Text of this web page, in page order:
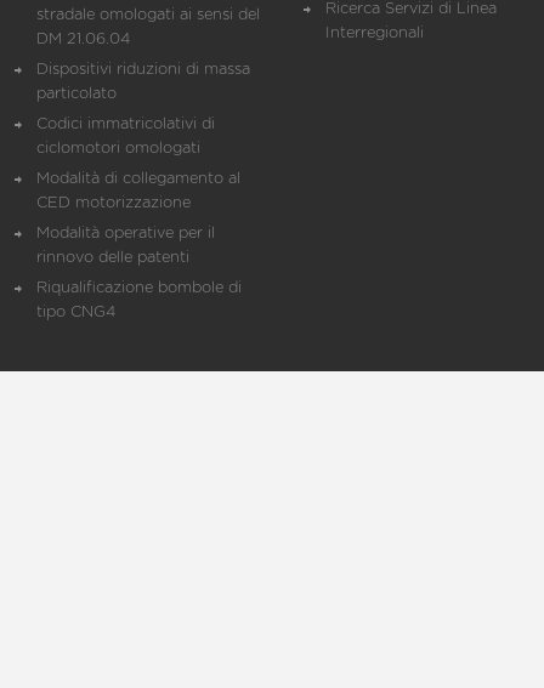
stradale omologati ai sensi del
DM 21.06.04
Dispositivi riduzioni di massa
particolato
Codici immatricolativi di
ciclomotori omologati
Modalità di collegamento al
CED motorizzazione
Modalità operative per il
rinnovo delle patenti
Riqualificazione bombole di
tipo CNG4
Ricerca Servizi di Linea
Interregionali